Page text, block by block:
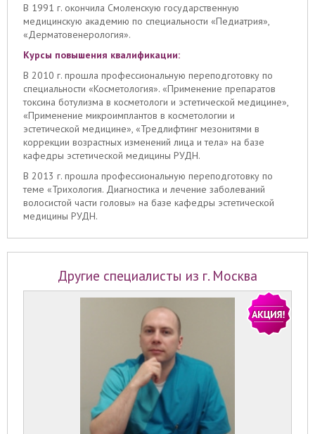
В 1991 г. окончила Смоленскую государственную
медицинскую академию по специальности «Педиатрия»,
«Дерматовенерология».
Курсы повышения квалификации:
В 2010 г. прошла профессиональную переподготовку по
специальности «Косметология». «Применение препаратов
токсина ботулизма в косметологи и эстетической медицине»,
«Применение микроимплантов в косметологии и
эстетической медицине», «Тредлифтинг мезонитями в
коррекции возрастных изменений лица и тела» на базе
кафедры эстетической медицины РУДН.
В 2013 г. прошла профессиональную переподготовку по
теме «Трихология. Диагностика и лечение заболеваний
волосистой части головы» на базе кафедры эстетической
медицины РУДН.
Другие специалисты из г. Москва